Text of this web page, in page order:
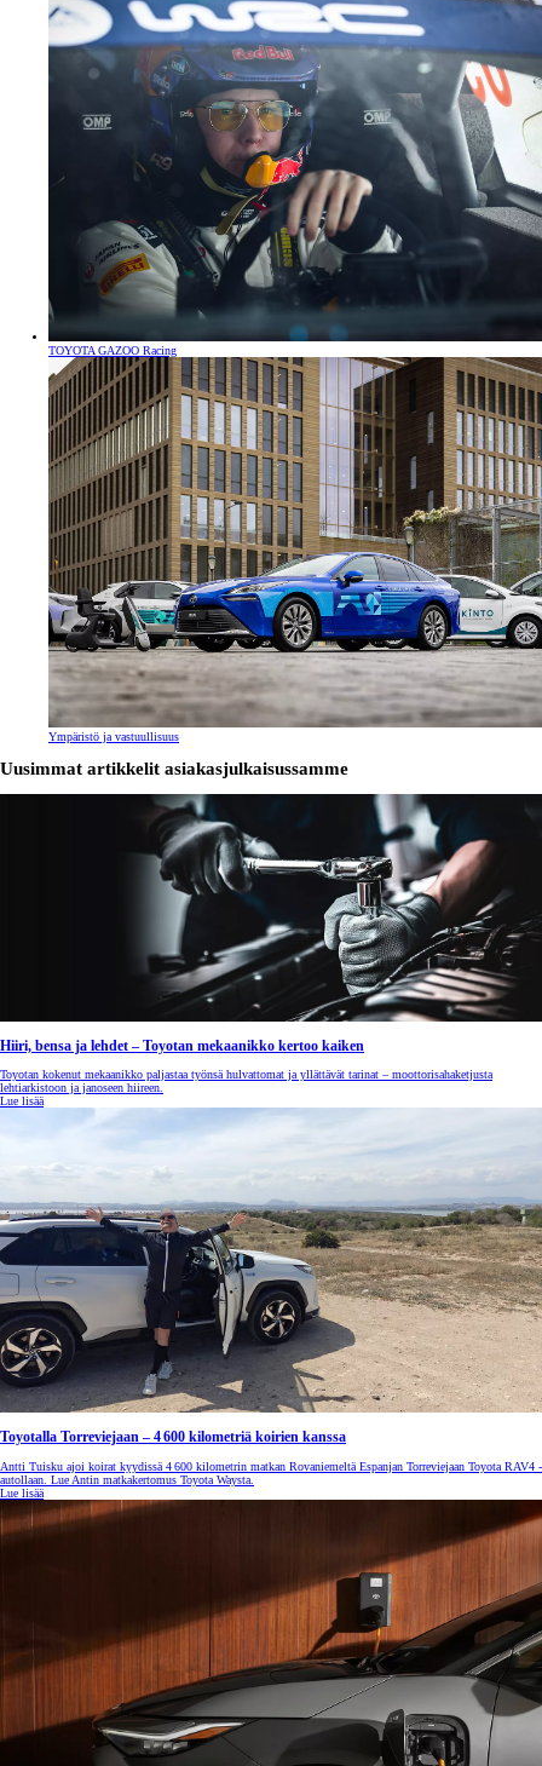
TOYOTA GAZOO Racing
Ympäristö ja vastuullisuus
Uusimmat artikkelit asiakasjulkaisussamme
Hiiri, bensa ja lehdet – Toyotan mekaanikko kertoo kaiken
Toyotan kokenut mekaanikko paljastaa työnsä hulvattomat ja yllättävät tarinat – moottorisahaketjusta
lehtiarkistoon ja janoseen hiireen.
Lue lisää
Toyotalla Torreviejaan – 4 600 kilometriä koirien kanssa
Antti Tuisku ajoi koirat kyydissä 4 600 kilometrin matkan Rovaniemeltä Espanjan Torreviejaan Toyota RAV4 -
autollaan. Lue Antin matkakertomus Toyota Waysta.
Lue lisää